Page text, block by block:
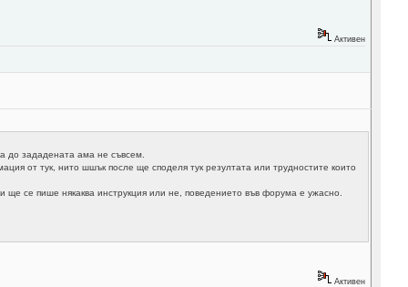
Активен
до зададената ама не съвсем.
от тук, нито шшък после ще споделя тук резултата или трудностите които
се пише някаква инструкция или не, поведението във форума е ужасно.
Активен